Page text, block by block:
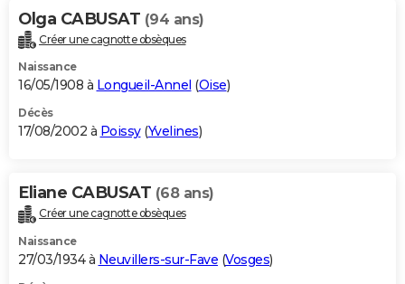
Olga CABUSAT (94 ans)
Créer une cagnotte obsèques
Naissance
16/05/1908 à Longueil-Annel (Oise)
Décès
17/08/2002 à Poissy(Yvelines)
Eliane CABUSAT (68 ans)
Créer une cagnotte obsèques
Naissance
27/03/1934 à Neuvillers-sur-Fave (Vosges)